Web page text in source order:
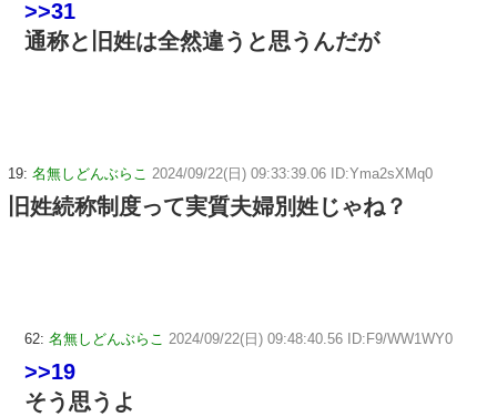
>>31
通称と旧姓は全然違うと思うんだが
19: 名無しどんぶらこ 2024/09/22(日) 09:33:39.06 ID:Yma2sXMq0
旧姓続称制度って実質夫婦別姓じゃね？
62: 名無しどんぶらこ 2024/09/22(日) 09:48:40.56 ID:F9/WW1WY0
>>19
そう思うよ